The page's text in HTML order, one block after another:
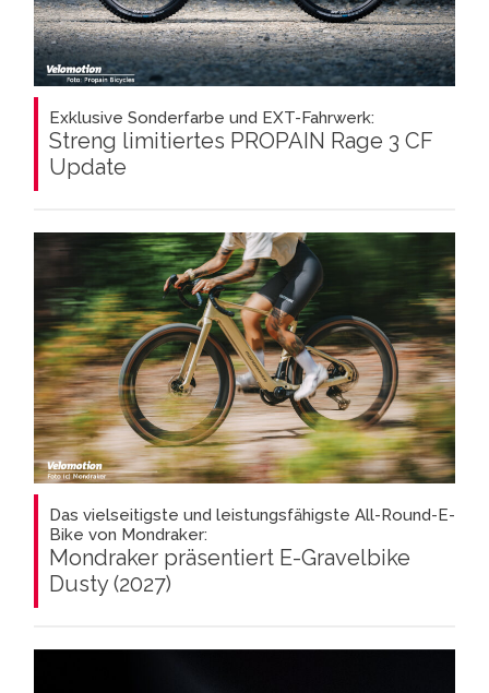
Exklusive Sonderfarbe und EXT-Fahrwerk:
Streng limitiertes PROPAIN Rage 3 CF
Update
Das vielseitigste und leistungsfähigste All-Round-E-
Bike von Mondraker:
Mondraker präsentiert E-Gravelbike
Dusty (2027)